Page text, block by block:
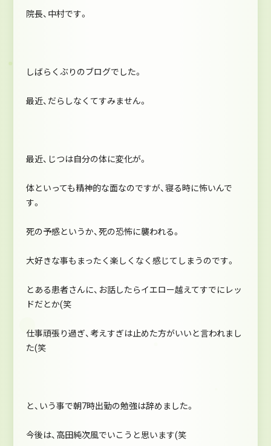
院長、中村です。
しばらくぶりのブログでした。
最近、だらしなくてすみません。
最近、じつは自分の体に変化が。
体といっても精神的な面なのですが、寝る時に怖いんで
す。
死の予感というか、死の恐怖に襲われる。
大好きな事もまったく楽しくなく感じてしまうのです。
とある患者さんに、お話したらイエロー越えてすでにレッ
ドだとか(笑
仕事頑張り過ぎ、考えすぎは止めた方がいいと言われまし
た(笑
と、いう事で朝7時出勤の勉強は辞めました。
今後は、高田純次風でいこうと思います(笑